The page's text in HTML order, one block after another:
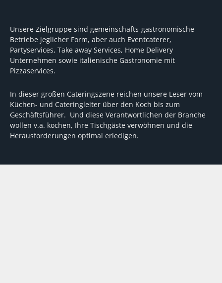
Unsere Zielgruppe sind gemeinschafts-gastronomische
Betriebe jeglicher Form, aber auch Eventcaterer,
Partyservices, Take away Services, Home Delivery
Unternehmen sowie italienische Gastronomie mit
Pizzaservices.
In dieser großen Cateringszene reichen unsere Leser vom
Küchen- und Cateringleiter über den Koch bis zum
Geschäftsführer. Und diese Verantwortlichen der Branche
wollen v.a. kochen, Ihre Tischgäste verwöhnen und die
Herausforderungen optimal erledigen.